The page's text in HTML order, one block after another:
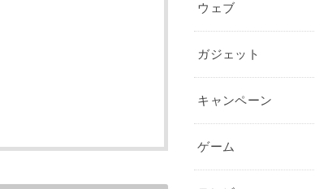
ウェブ
ガジェット
キャンペーン
ゲーム